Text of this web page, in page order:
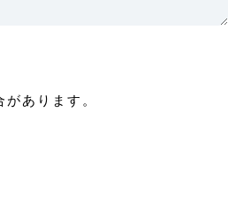
あります。